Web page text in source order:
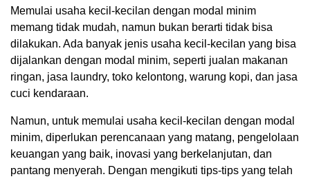
Memulai usaha kecil-kecilan dengan modal minim
memang tidak mudah, namun bukan berarti tidak bisa
dilakukan. Ada banyak jenis usaha kecil-kecilan yang bisa
dijalankan dengan modal minim, seperti jualan makanan
ringan, jasa laundry, toko kelontong, warung kopi, dan jasa
cuci kendaraan.
Namun, untuk memulai usaha kecil-kecilan dengan modal
minim, diperlukan perencanaan yang matang, pengelolaan
keuangan yang baik, inovasi yang berkelanjutan, dan
pantang menyerah. Dengan mengikuti tips-tips yang telah